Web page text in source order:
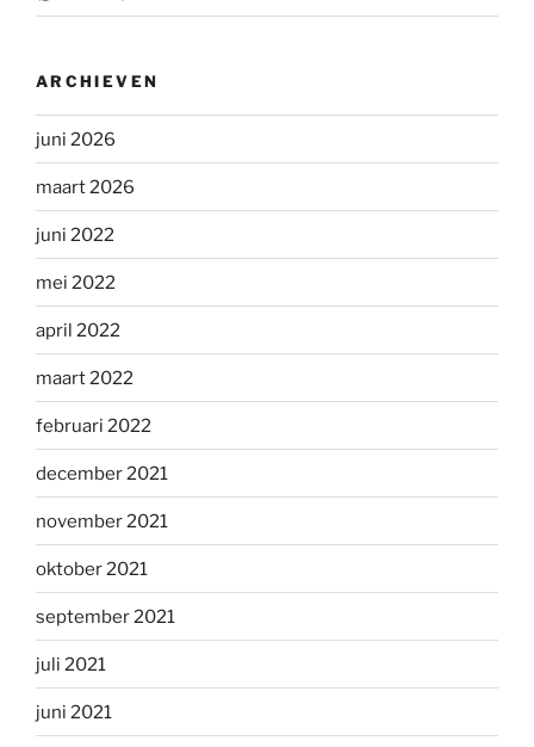
ARCHIEVEN
juni 2026
maart 2026
juni 2022
mei 2022
april 2022
maart 2022
februari 2022
december 2021
november 2021
oktober 2021
september 2021
juli 2021
juni 2021